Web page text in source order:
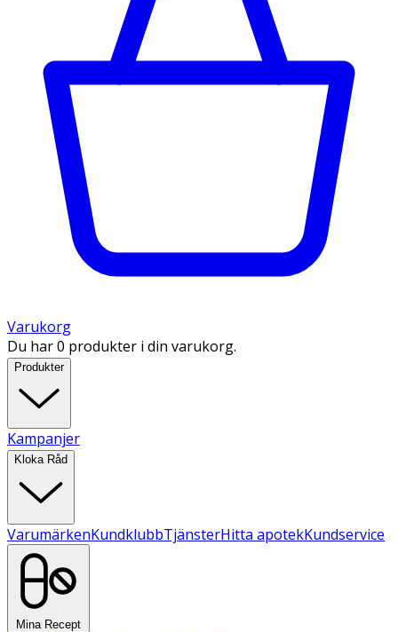
Varukorg
Du har 0 produkter i din varukorg.
Produkter
Kampanjer
Kloka Råd
VarumärkenKundklubbTjänsterHitta apotekKundservice
Mina Recept